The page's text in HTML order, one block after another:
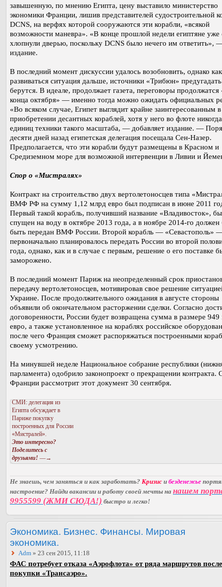
завышенную, по мнению Египта, цену выставило министерство
экономики Франции, лишив представителей судостроительной
DCNS, на верфях которой сооружаются эти корабли, «всякой
возможности маневра». «В конце прошлой недели египтяне уже
хлопнули дверью, поскольку DCNS было нечего им ответить»,
издание.
В последний момент дискуссии удалось возобновить, однако
развиваться ситуация дальше, источники «Трибюн»
берутся. В идеале, продолжает газета, переговоры продолжатся
конца октября» — именно тогда можно ожидать официальных
«Во всяком случае, Египет выглядит крайне заинтересованным в
приобретении десантных кораблей, хотя у него во флоте
единиц техники такого масштаба, — добавляет издание. —
десяти дней назад египетская делегация посещала Сен-Назер.
Предполагается, что эти корабли будут размещены в Красном и
Средиземном море для возможной интервенции в Ливии и
Спор о «Мистралях»
Контракт на строительство двух вертолетоносцев типа
ВМФ РФ на сумму 1,12 млрд евро был подписан в июне 2011
Первый такой корабль, получивший название «Владивосток»,
спущен на воду в октябре 2013 года, а в ноябре 2014-го должен
быть передан ВМФ России. Второй корабль — «Севастополь»
первоначально планировалось передать России во второй
года, однако, как и в случае с первым, решение о его поставке
заморожено.
В последний момент Париж на неопределенный срок
передачу вертолетоносцев, мотивировав свое решение
Украине. После продолжительного ожидания в августе стороны
объявили об окончательном расторжении сделки. Согласно
договоренности, России будет возвращена сумма в размере 949
евро, а также установленное на кораблях российское
после чего Франция сможет распоряжаться построенными
своему усмотрению.
На минувшей неделе Национальное собрание республики
парламента) одобрило законопроект о прекращении контракта.
Франции рассмотрит этот документ 30 сентября.
СМИ: делегация из
Египта обсуждает в
Париже покупку
построенных для России
«Мистралей».
Это интересно?
Поделитесь с
друзьями! —→
Не знаешь, чем заняться и как заработать? Кризис и безденежье
настроение? Найди вакансии и работу своей мечты на нашем
9955599 (ЖМИ СЮДА!) быстро и легко!
Экономика. Бизнес. Финансы. Мировая
экономика.
Adm » 23 сен 2015, 11:18
ФАС потребует отказа «Аэрофлота» от ряда маршрутов после
покупки «Трансаэро».